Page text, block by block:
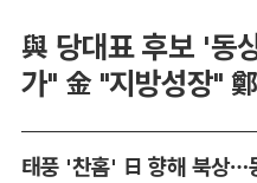
與 당대표 후보 '동
가" 金 "지방성장"
태풍 '찬홈' 日 향해 북상…